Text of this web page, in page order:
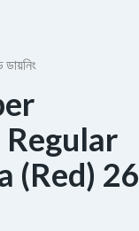
ডায়নিং
(Red) 26